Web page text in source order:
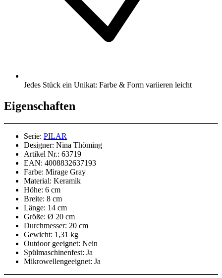
Jedes Stück ein Unikat: Farbe & Form variieren leicht
Eigenschaften
Serie: PILAR
Designer: Nina Thöming
Artikel Nr.: 63719
EAN: 4008832637193
Farbe: Mirage Gray
Material: Keramik
Höhe: 6 cm
Breite: 8 cm
Länge: 14 cm
Größe: Ø 20 cm
Durchmesser: 20 cm
Gewicht: 1,31 kg
Outdoor geeignet: Nein
Spülmaschinenfest: Ja
Mikrowellengeeignet: Ja